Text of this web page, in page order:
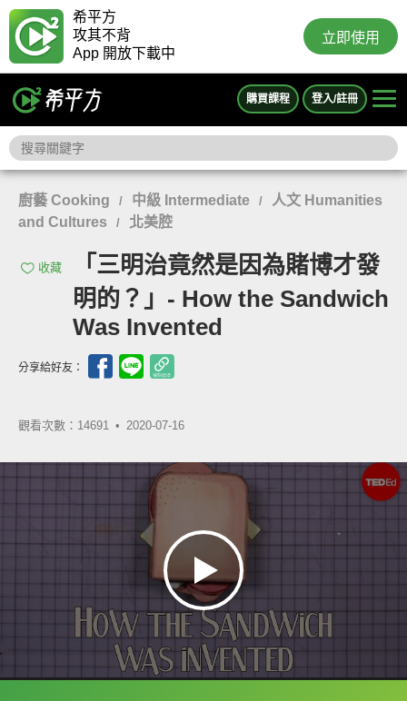
希平方
攻其不背
App 開放下載中
立即使用
購買課程 登入/註冊
廚藝 Cooking / 中級 Intermediate /
人文 Humanities
and Cultures
/ 北美腔
收藏
「三明治竟然是因為賭博才發
明的？」- How the Sandwich
Was Invented
分享給好友：
觀看次數：14691 • 2020-07-16